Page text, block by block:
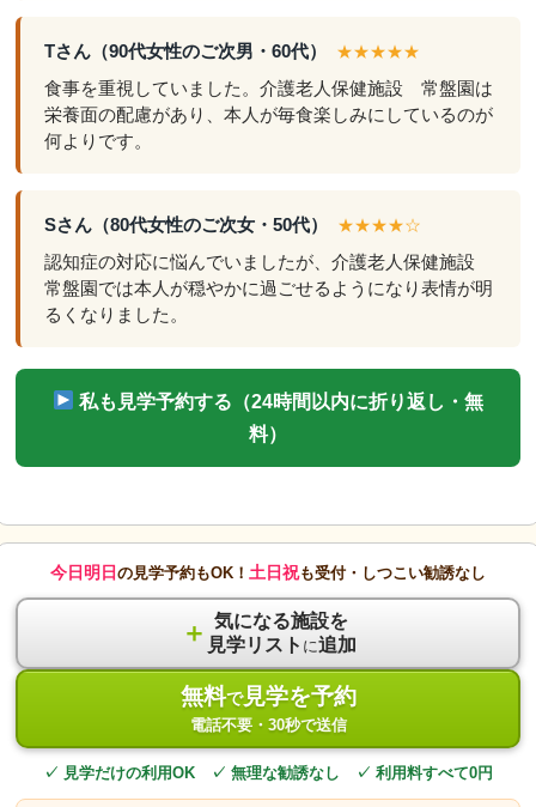
Tさん（90代女性のご次男・60代） ★★★★★
食事を重視していました。介護老人保健施設 常盤園は
栄養面の配慮があり、本人が毎食楽しみにしているのが
何よりです。
Sさん（80代女性のご次女・50代） ★★★★☆
認知症の対応に悩んでいましたが、介護老人保健施設
常盤園では本人が穏やかに過ごせるようになり表情が明
るくなりました。
私も見学予約する（24時間以内に折り返し・無
料）
今日明日 の見学予約もOK！ 土日祝も受付・しつこい勧誘なし
＋ 気になる施設を
見学リスト に追加
無料で見学を予約
電話不要・30秒で送信
✓ 見学だけの利用OK ✓ 無理な勧誘なし ✓ 利用料すべて0円